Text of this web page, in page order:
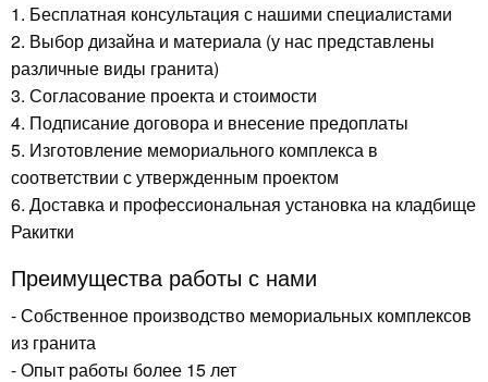
1. Бесплатная консультация с нашими специалистами
2. Выбор дизайна и материала (у нас представлены
различные виды гранита)
3. Согласование проекта и стоимости
4. Подписание договора и внесение предоплаты
5. Изготовление мемориального комплекса в
соответствии с утвержденным проектом
6. Доставка и профессиональная установка на кладбище
Ракитки
Преимущества работы с нами
- Собственное производство мемориальных комплексов
из гранита
- Опыт работы более 15 лет